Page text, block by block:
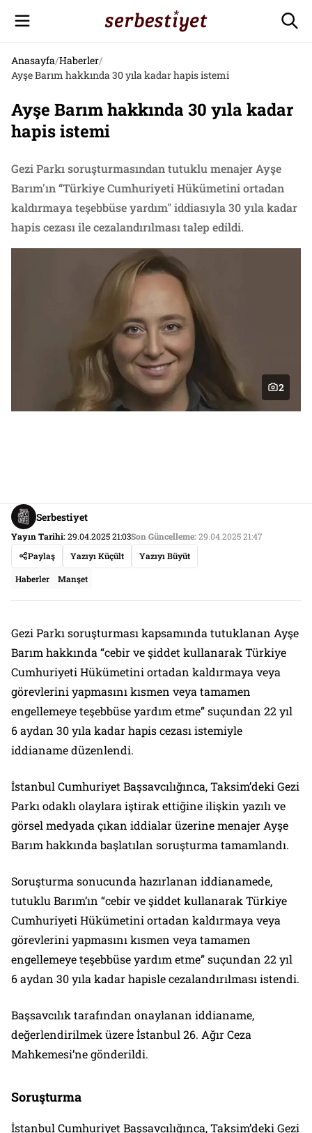
Anasayfa/Haberler/
Ayşe Barım hakkında 30 yıla kadar hapis istemi
Ayşe Barım hakkında 30 yıla kadar
hapis istemi
Gezi Parkı soruşturmasından tutuklu menajer Ayşe
Barım'ın “Türkiye Cumhuriyeti Hükümetini ortadan
kaldırmaya teşebbüse yardım" iddiasıyla 30 yıla kadar
hapis cezası ile cezalandırılması talep edildi.
2
Serbestiyet
Yayın Tarihi:29.04.2025 21:03Son Güncelleme:29.04.2025 21:47
Paylaş
Yazıyı Küçült Yazıyı Büyüt
Haberler Manşet
Gezi Parkı soruşturması kapsamında tutuklanan Ayşe
Barım hakkında “cebir ve şiddet kullanarak Türkiye
Cumhuriyeti Hükümetini ortadan kaldırmaya veya
görevlerini yapmasını kısmen veya tamamen
engellemeye teşebbüse yardım etme” suçundan 22 yıl
6 aydan 30 yıla kadar hapis cezası istemiyle
iddianame düzenlendi.
İstanbul Cumhuriyet Başsavcılığınca, Taksim’deki Gezi
Parkı odaklı olaylara iştirak ettiğine ilişkin yazılı ve
görsel medyada çıkan iddialar üzerine menajer Ayşe
Barım hakkında başlatılan soruşturma tamamlandı.
Soruşturma sonucunda hazırlanan iddianamede,
tutuklu Barım’ın “cebir ve şiddet kullanarak Türkiye
Cumhuriyeti Hükümetini ortadan kaldırmaya veya
görevlerini yapmasını kısmen veya tamamen
engellemeye teşebbüse yardım etme” suçundan 22 yıl
6 aydan 30 yıla kadar hapisle cezalandırılması istendi.
Başsavcılık tarafından onaylanan iddianame,
değerlendirilmek üzere İstanbul 26. Ağır Ceza
Mahkemesi’ne gönderildi.
Soruşturma
İstanbul Cumhuriyet Başsavcılığınca, Taksim’deki Gezi